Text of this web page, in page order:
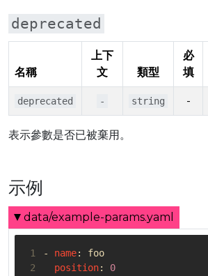
deprecated
名稱
上下
文
類型
必
填
deprecated - string -
表示參數是否已被棄用。
示例
data/example-params.yaml
1 - name:
foo
2
position:
0